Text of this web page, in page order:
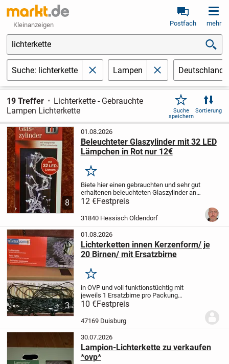
Kleinanzeigen Postfach mehr
lichterkette
Suche: lichterkette schließenLampen schließenDeutschland
19 Treffer
Lichterkette - Gebrauchte
Lampen Lichterkette
Suche
speichern
Sortierung
8
01.08.2026
Beleuchteter Glaszylinder mit 32 LED
Lämpchen in Rot nur 12€
Merken
Biete hier einen gebrauchten und sehr gut
erhaltenen beleuchteten Glaszylinder an.
Der Glaszylinder mit integrierter LED
Lichterkette
einwandfrei. Siehe Fotos! Dabei ist ein
Original Karton. Dieser Artikel kann auch
verschickt werden. Selbstverständlich
zahlt der Käufer sämtliche Porto und
Verpackungskosten.
12 €Festpreis
31840 Hessisch Oldendorf
3
01.08.2026
Lichterketten innen Kerzenform/ je
20 Birnen/ mit Ersatzbirne
Merken
in OVP und voll funktionstüchtig mit
jeweils 1 Ersatzbirne pro Packung
Kerzenhöhe: 6,5 cm (ohne Sockel)
Glaskuppel: 2,5 cm hoch
Steckklemmen zum Befestigen
10 €Festpreis
47169 Duisburg
30.07.2026
Lampion-Lichterkette zu verkaufen
*ovp*